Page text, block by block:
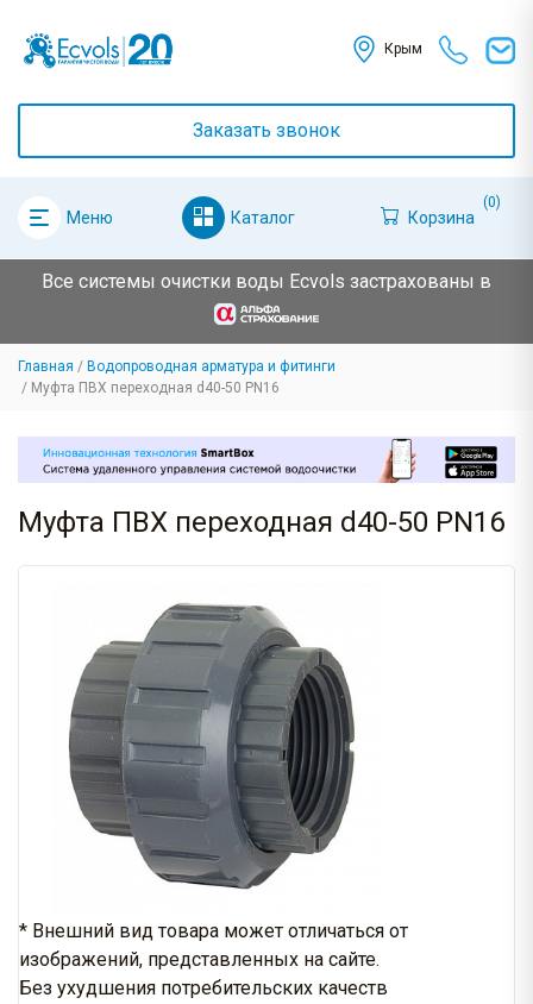
Крым
Заказать звонок
Меню Каталог Корзина
(0)
Все системы очистки воды Ecvols застрахованы в
Главная
Водопроводная арматура и фитинги
Муфта ПВХ переходная d40-50 PN16
Муфта ПВХ переходная d40-50 PN16
* Внешний вид товара может отличаться от
изображений, представленных на сайте.
Без ухудшения потребительских качеств